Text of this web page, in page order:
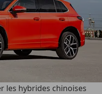
les hybrides chinoises